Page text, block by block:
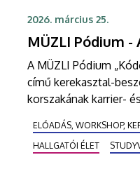
2026. március 25.
MÜZLI Pódium -
A MÜZLI Pódium
című kerekasztal-
korszakának karrier-
ELŐADÁS, WORKSHOP,
HALLGATÓI ÉLET